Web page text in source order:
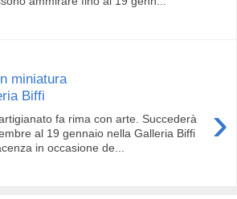
miniatura
Biffi
›
fa rima con arte. Succederà
al 19 gennaio nella Galleria Biffi
in occasione de...